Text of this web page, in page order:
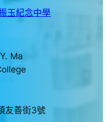
玉紀念中學
Ma
友善街3號